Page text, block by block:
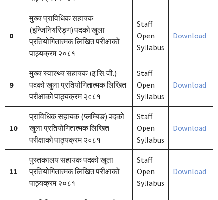
8
मुख्य प्राविधिक सहायक
(इन्जिनियरिङ्ग) पदको खुला
प्रतियोगितात्मक लिखित परीक्षाको
पाठ्यक्रम २०८१
Staff
Open
Syllabus
Download
9
मुख्य स्वास्थ्य सहायक (इ.सि.जी.)
पदको खुला प्रतियोगितात्मक लिखित
परीक्षाको पाठ्यक्रम २०८१
Staff
Open
Syllabus
Download
10
प्राविधिक सहायक (प्लम्बिङ) पदको
खुला प्रतियोगितात्मक लिखित
परीक्षाको पाठ्यक्रम २०८१
Staff
Open
Syllabus
Download
11
पुस्तकालय सहायक पदको खुला
प्रतियोगितात्मक लिखित परीक्षाको
पाठ्यक्रम २०८१
Staff
Open
Syllabus
Download